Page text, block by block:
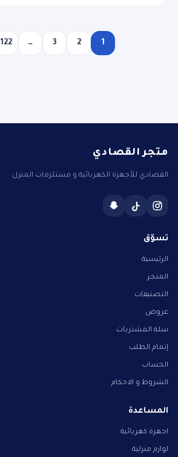
1
2
3
…
122
متجر القصادي
القصادي للأجهزة الكهربائية و مستلزمات المنزل
تسوّق
الرئيسية
المتجر
التصنيفات
عروض
سلة المشتريات
إتمام الطلب
الحساب
الشروط و الاحكام
المساعدة
اجهزة كهربائية
لوازم منزلية